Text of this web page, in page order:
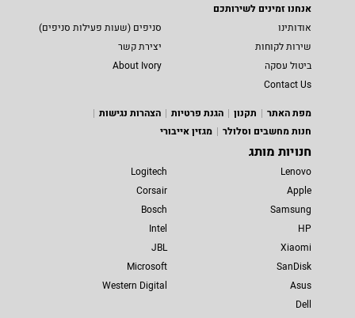
אנחנו זמינים לשירותכם
אודותינו
סניפים (שעות פעילות סניפים)
שירות לקוחות
יצירת קשר
ביטול עסקה
About Ivory
Contact Us
מפת האתר
תקנון הגנת פרטיות
הצהרות נגישות
חנות מחשבים וסלולר
מגזין אייבורי
חנויות מותג
Lenovo
Apple
Samsung
HP
Xiaomi
SanDisk
Asus
Dell
Logitech
Corsair
Bosch
Intel
JBL
Microsoft
Western Digital